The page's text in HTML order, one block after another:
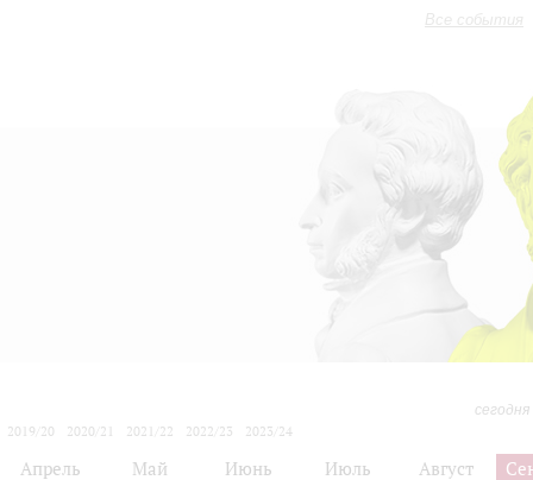
Все события
2019/20
2020/21 2021/22 2022/23
2023/24
Апрель Май Июнь Июль Август